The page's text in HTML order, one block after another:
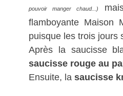
pouvoir manger chaud...)
flamboyante Maison
puisque les trois jours
Après la saucisse
saucisse rouge au
Ensuite, la saucisse